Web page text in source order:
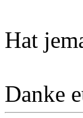
Hat
Danke